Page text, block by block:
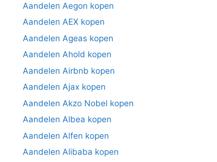
Aandelen Aegon kopen
Aandelen AEX kopen
Aandelen Ageas kopen
Aandelen Ahold kopen
Aandelen Airbnb kopen
Aandelen Ajax kopen
Aandelen Akzo Nobel kopen
Aandelen Albea kopen
Aandelen Alfen kopen
Aandelen Alibaba kopen